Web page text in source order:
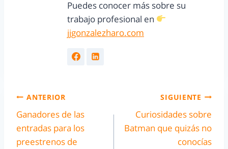
Puedes conocer más sobre su
trabajo profesional en
jjgonzalezharo.com
ANTERIOR
Ganadores de las
entradas para los
preestrenos de
SIGUIENTE
Curiosidades sobre
Batman que quizás no
conocías